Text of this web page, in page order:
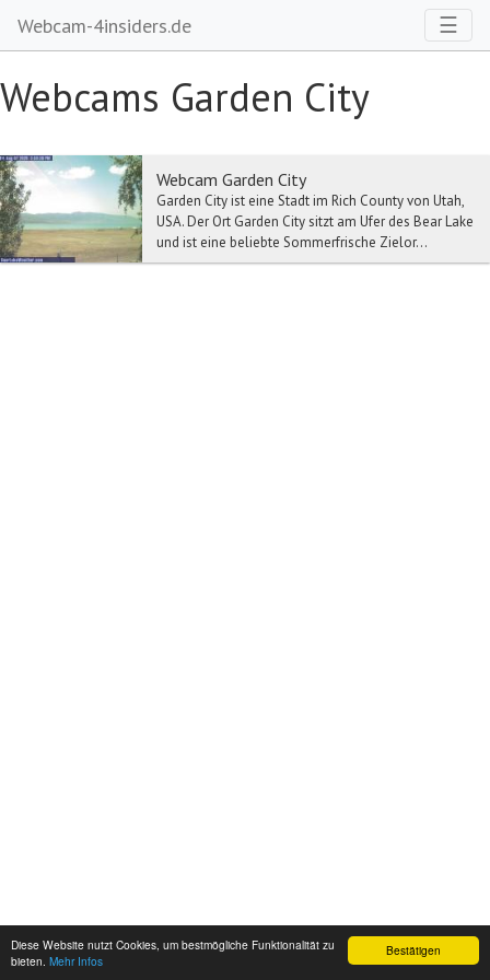
Bestätigen
Diese Website nutzt Cookies, um bestmögliche Funktionalität zu
bieten. Mehr Infos
Webcam-4insiders.de ☰
Webcams Garden City
Webcam Garden City
Garden City ist eine Stadt im Rich County von Utah,
USA. Der Ort Garden City sitzt am Ufer des Bear Lake
und ist eine beliebte Sommerfrische Zielor...